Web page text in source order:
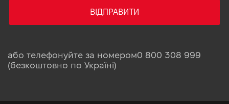
ВІДПРАВИТИ
або телефонуйте за номером0 800 308 999
(безкоштовно по Україні)